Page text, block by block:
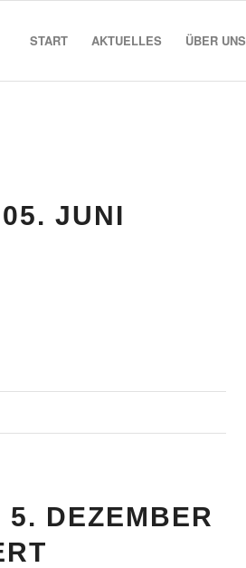
START AKTUELLES ÜBER UNS
JUNI
DEZEMBER